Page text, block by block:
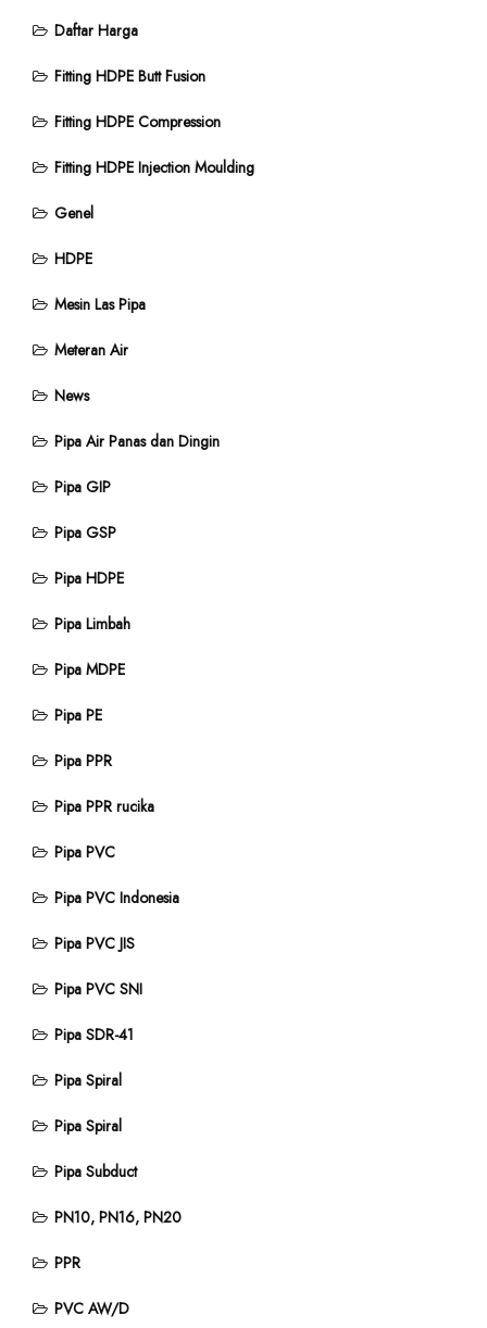
Daftar Harga
Fitting HDPE Butt Fusion
Fitting HDPE Compression
Fitting HDPE Injection Moulding
Genel
HDPE
Mesin Las Pipa
Meteran Air
News
Pipa Air Panas dan Dingin
Pipa GIP
Pipa GSP
Pipa HDPE
Pipa Limbah
Pipa MDPE
Pipa PE
Pipa PPR
Pipa PPR rucika
Pipa PVC
Pipa PVC Indonesia
Pipa PVC JIS
Pipa PVC SNI
Pipa SDR-41
Pipa Spiral
Pipa Spiral
Pipa Subduct
PN10, PN16, PN20
PPR
PVC AW/D